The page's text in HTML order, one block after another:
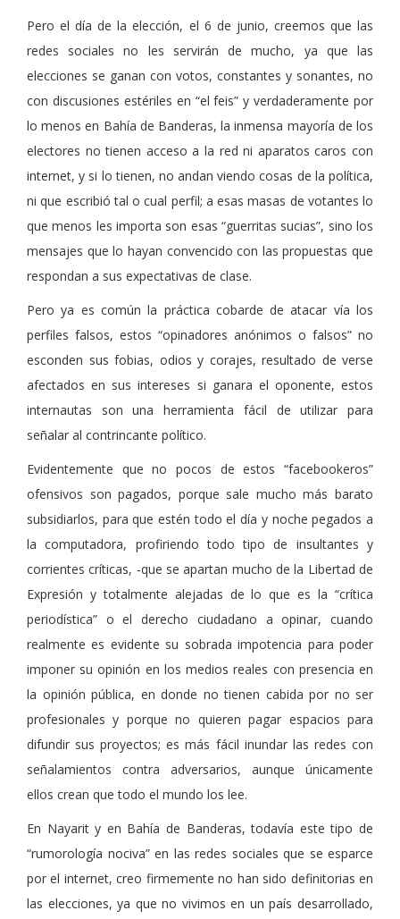
Pero el día de la elección, el 6 de junio, creemos que las
redes sociales no les servirán de mucho, ya que las
elecciones se ganan con votos, constantes y sonantes, no
con discusiones estériles en “el feis” y verdaderamente por
lo menos en Bahía de Banderas, la inmensa mayoría de los
electores no tienen acceso a la red ni aparatos caros con
internet, y si lo tienen, no andan viendo cosas de la política,
ni que escribió tal o cual perfil; a esas masas de votantes lo
que menos les importa son esas “guerritas sucias”, sino los
mensajes que lo hayan convencido con las propuestas que
respondan a sus expectativas de clase.
Pero ya es común la práctica cobarde de atacar vía los
perfiles falsos, estos “opinadores anónimos o falsos” no
esconden sus fobias, odios y corajes, resultado de verse
afectados en sus intereses si ganara el oponente, estos
internautas son una herramienta fácil de utilizar para
señalar al contrincante político.
Evidentemente que no pocos de estos “facebookeros”
ofensivos son pagados, porque sale mucho más barato
subsidiarlos, para que estén todo el día y noche pegados a
la computadora, profiriendo todo tipo de insultantes y
corrientes críticas, -que se apartan mucho de la Libertad de
Expresión y totalmente alejadas de lo que es la “crítica
periodística” o el derecho ciudadano a opinar, cuando
realmente es evidente su sobrada impotencia para poder
imponer su opinión en los medios reales con presencia en
la opinión pública, en donde no tienen cabida por no ser
profesionales y porque no quieren pagar espacios para
difundir sus proyectos; es más fácil inundar las redes con
señalamientos contra adversarios, aunque únicamente
ellos crean que todo el mundo los lee.
En Nayarit y en Bahía de Banderas, todavía este tipo de
“rumorología nociva” en las redes sociales que se esparce
por el internet, creo firmemente no han sido definitorias en
las elecciones, ya que no vivimos en un país desarrollado,